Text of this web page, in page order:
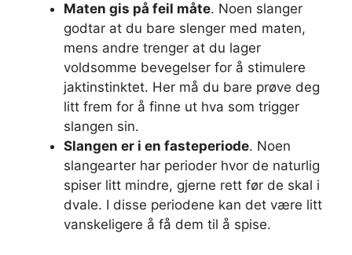
Maten gis på feil måte. Noen slanger
godtar at du bare slenger med maten,
mens andre trenger at du lager
voldsomme bevegelser for å stimulere
jaktinstinktet. Her må du bare prøve deg
litt frem for å finne ut hva som trigger
slangen sin.
Slangen er i en fasteperiode. Noen
slangearter har perioder hvor de naturlig
spiser litt mindre, gjerne rett før de skal i
dvale. I disse periodene kan det være litt
vanskeligere å få dem til å spise.